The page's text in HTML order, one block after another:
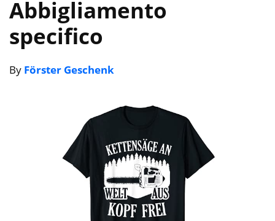
Abbigliamento
specifico
By Förster Geschenk